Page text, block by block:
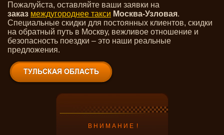
Пожалуйста, оставляйте ваши заявки на
заказ междугороднее такси Москва-Узловая.
Специальные скидки для постоянных клиентов, скидки
на обратный путь в Москву, вежливое отношение и
безопасность поездки – это наши реальные
предложения.
В Н И М А Н И Е !